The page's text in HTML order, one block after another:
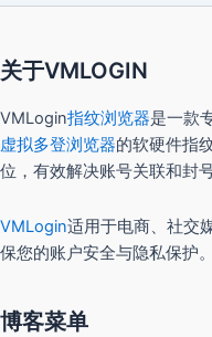
关于VMLOGIN
VMLogin指纹浏览器是一款
虚拟多登浏览器的软硬件指
位，有效解决账号关联和封号
VMLogin适用于电商、社交
保您的账户安全与隐私保护。
博客菜单